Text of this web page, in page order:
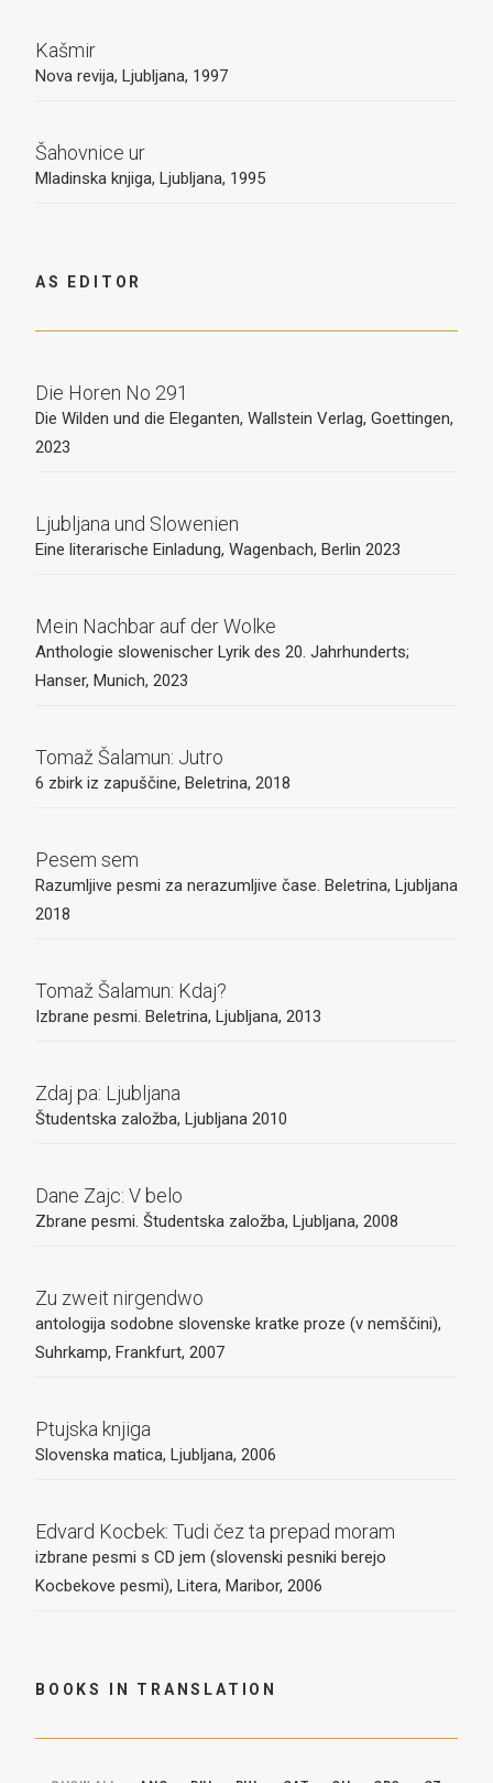
Kašmir
Nova revija, Ljubljana, 1997
Šahovnice ur
Mladinska knjiga, Ljubljana, 1995
AS EDITOR
Die Horen No 291
Die Wilden und die Eleganten, Wallstein Verlag, Goettingen,
2023
Ljubljana und Slowenien
Eine literarische Einladung, Wagenbach, Berlin 2023
Mein Nachbar auf der Wolke
Anthologie slowenischer Lyrik des 20. Jahrhunderts;
Hanser, Munich, 2023
Tomaž Šalamun: Jutro
6 zbirk iz zapuščine, Beletrina, 2018
Pesem sem
Razumljive pesmi za nerazumljive čase. Beletrina, Ljubljana
2018
Tomaž Šalamun: Kdaj?
Izbrane pesmi. Beletrina, Ljubljana, 2013
Zdaj pa: Ljubljana
Študentska založba, Ljubljana 2010
Dane Zajc: V belo
Zbrane pesmi. Študentska založba, Ljubljana, 2008
Zu zweit nirgendwo
antologija sodobne slovenske kratke proze (v nemščini),
Suhrkamp, Frankfurt, 2007
Ptujska knjiga
Slovenska matica, Ljubljana, 2006
Edvard Kocbek: Tudi čez ta prepad moram
izbrane pesmi s CD jem (slovenski pesniki berejo
Kocbekove pesmi), Litera, Maribor, 2006
BOOKS IN TRANSLATION